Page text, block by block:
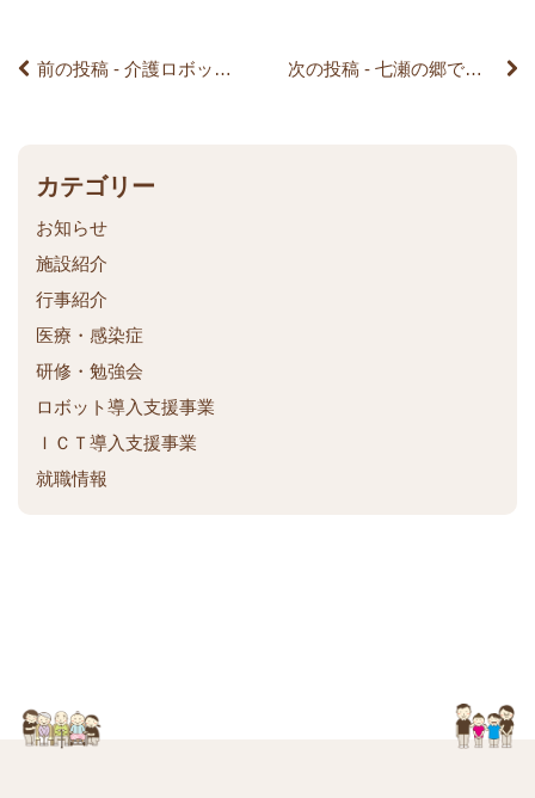
へ 前の投稿 - 介護ロボット 見守り機器aarmsの講習会がありました。 次の投稿 - 七瀬の郷でスイーツバイキングを開催しました♡
カテゴリー
お知らせ
施設紹介
行事紹介
医療・感染症
研修・勉強会
ロボット導入支援事業
ＩＣＴ導入支援事業
就職情報